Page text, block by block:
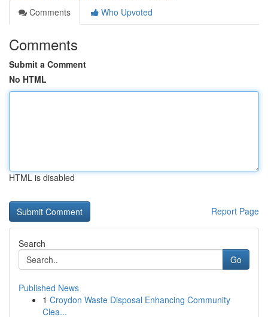
Comments
Who Upvoted
Comments
Submit a Comment
No HTML
HTML is disabled
Report Page
Search
Go
Published News
1 Croydon Waste Disposal Enhancing Community
Clea...